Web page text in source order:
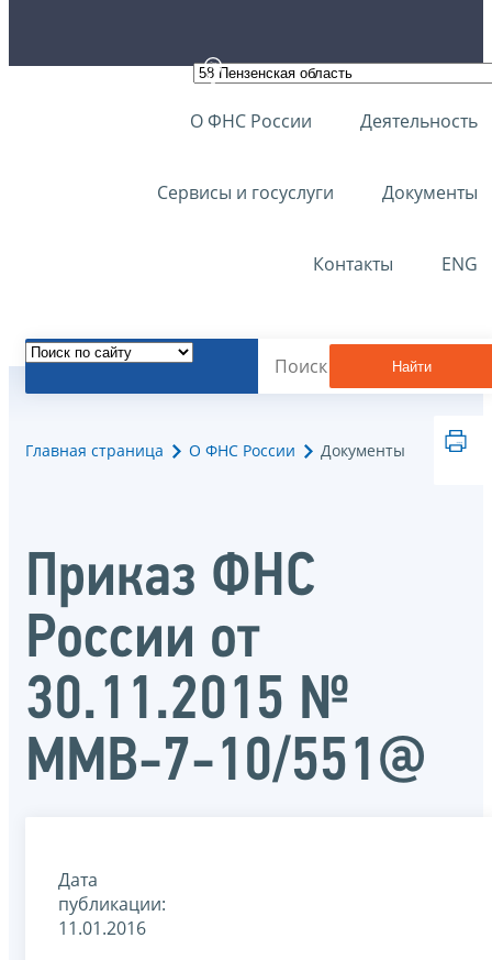
О ФНС России Деятельность
Сервисы и госуслуги Документы
Контакты ENG
Найти
Главная страница О ФНС России Документы
Приказ ФНС
России от
30.11.2015 №
ММВ-7-10/551@
Дата
публикации:
11.01.2016